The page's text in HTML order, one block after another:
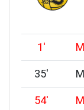
1'
35'
54'